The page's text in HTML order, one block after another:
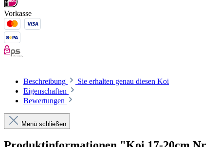
Vorkasse
Beschreibung
Sie erhalten genau diesen Koi
Eigenschaften
Bewertungen
Menü schließen